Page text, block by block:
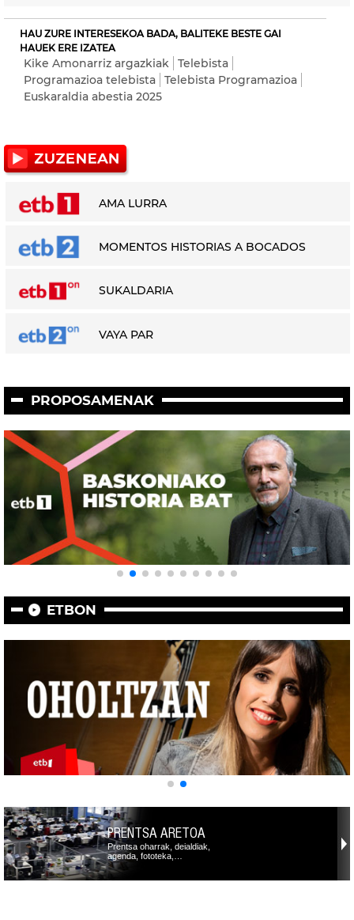
HAU ZURE INTERESEKOA BADA, BALITEKE BESTE GAI
HAUEK ERE IZATEA
Kike Amonarriz argazkiak
Telebista
Programazioa telebista
Telebista Programazioa
Euskaraldia abestia 2025
AMA LURRA
MOMENTOS HISTORIAS A BOCADOS
SUKALDARIA
VAYA PAR
PROPOSAMENAK
ETBON
PRENTSA ARETOA
Prentsa oharrak, deialdiak,
agenda, fototeka,…